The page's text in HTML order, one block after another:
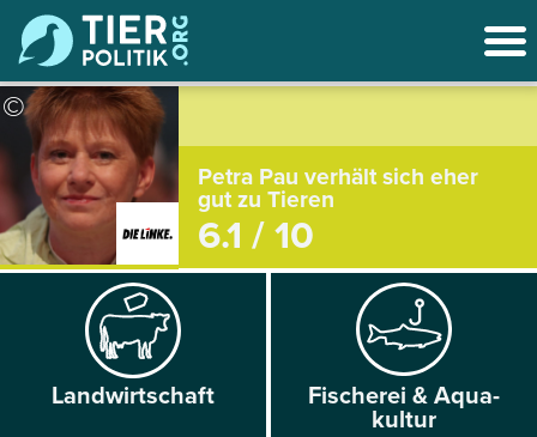
©
Petra Pau verhält sich eher
gut zu Tieren
6.1 / 10
Land­wirtschaft
Fischerei & Aqua­
kultur